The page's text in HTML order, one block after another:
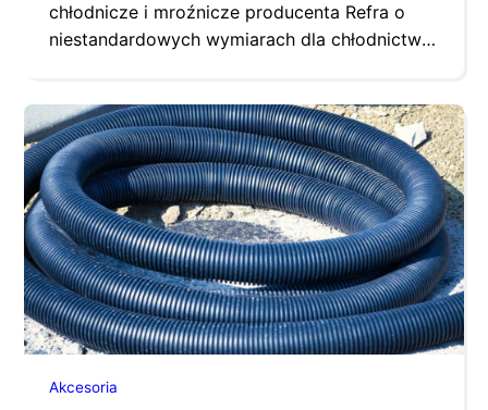
chłodnicze i mroźnicze producenta Refra o
niestandardowych wymiarach dla chłodnictwa
ponieważ zostały wyprodukowane z myślą o
wysokiej klasie oszczędności energii oraz
trwałości. Dzięki temu łatwo się je montuje i
serwisuje. Drzwi chłodnicze i mroźnicze jedno
i dwuskrzydłowe obejmują…
Akcesoria